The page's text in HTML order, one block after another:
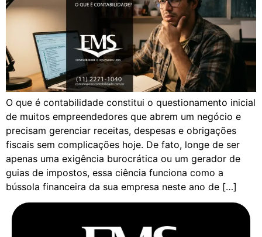
O que é contabilidade constitui o questionamento inicial
de muitos empreendedores que abrem um negócio e
precisam gerenciar receitas, despesas e obrigações
fiscais sem complicações hoje. De fato, longe de ser
apenas uma exigência burocrática ou um gerador de
guias de impostos, essa ciência funciona como a
bússola financeira da sua empresa neste ano de […]